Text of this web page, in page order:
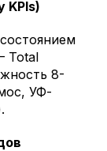
KPIs)
Total
8-
УФ-